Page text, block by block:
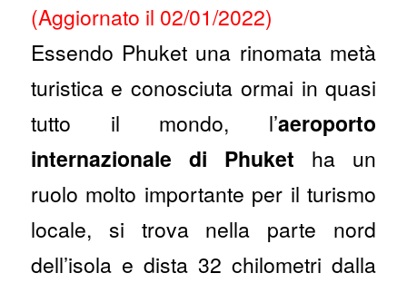
(Aggiornato il 02/01/2022)
Essendo Phuket una rinomata metà
turistica e conosciuta ormai in quasi
tutto il mondo, l’aeroporto
internazionale di Phuket ha un
ruolo molto importante per il turismo
locale, si trova nella parte nord
dell’isola e dista 32 chilometri dalla